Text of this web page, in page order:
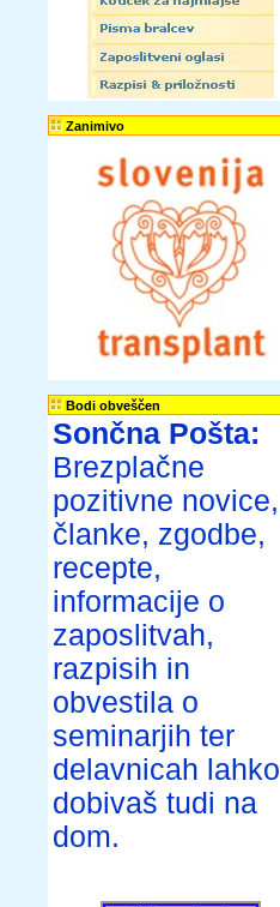
Zanimivo
Bodi obveščen
Sončna Pošta:
Brezplačne
pozitivne novice,
članke, zgodbe,
recepte,
informacije o
zaposlitvah,
razpisih in
obvestila o
seminarjih ter
delavnicah lahko
dobivaš tudi na
dom.